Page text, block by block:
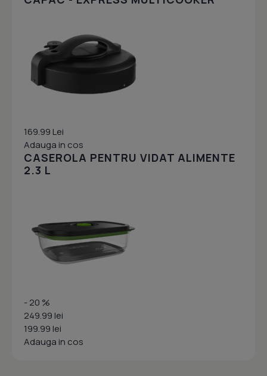
169.99 Lei
Adauga in cos
CASEROLA PENTRU VIDAT ALIMENTE
2.3 L
- 20 %
249.99 lei
199.99 lei
Adauga in cos